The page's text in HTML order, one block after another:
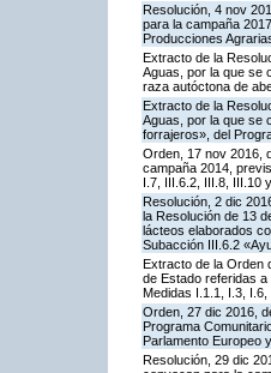
Resolución, 4 nov
para la campaña
Producciones
Extracto de la
Aguas, por la que se
raza autóctona de
Extracto de la
Aguas, por la que se
forrajeros», del
Orden, 17 nov 2016,
campaña 2014,
I.7, III.6.2, III.8,
Resolución, 2 dic
la Resolución de 13
lácteos elaborados
Subacción III.6.2
Extracto de la Orden
de Estado referidas
Medidas I.1.1, I.3,
Orden, 27 dic 2016,
Programa
Parlamento Europeo
Resolución, 29 dic